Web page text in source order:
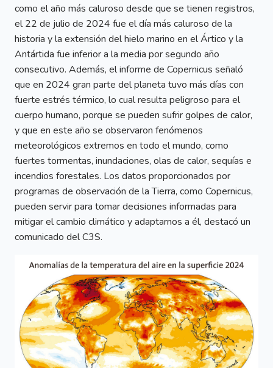
como el año más caluroso desde que se tienen registros,
el 22 de julio de 2024 fue el día más caluroso de la
historia y la extensión del hielo marino en el Ártico y la
Antártida fue inferior a la media por segundo año
consecutivo. Además, el informe de Copernicus señaló
que en 2024 gran parte del planeta tuvo más días con
fuerte estrés térmico, lo cual resulta peligroso para el
cuerpo humano, porque se pueden sufrir golpes de calor,
y que en este año se observaron fenómenos
meteorológicos extremos en todo el mundo, como
fuertes tormentas, inundaciones, olas de calor, sequías e
incendios forestales. Los datos proporcionados por
programas de observación de la Tierra, como Copernicus,
pueden servir para tomar decisiones informadas para
mitigar el cambio climático y adaptarnos a él, destacó un
comunicado del C3S.